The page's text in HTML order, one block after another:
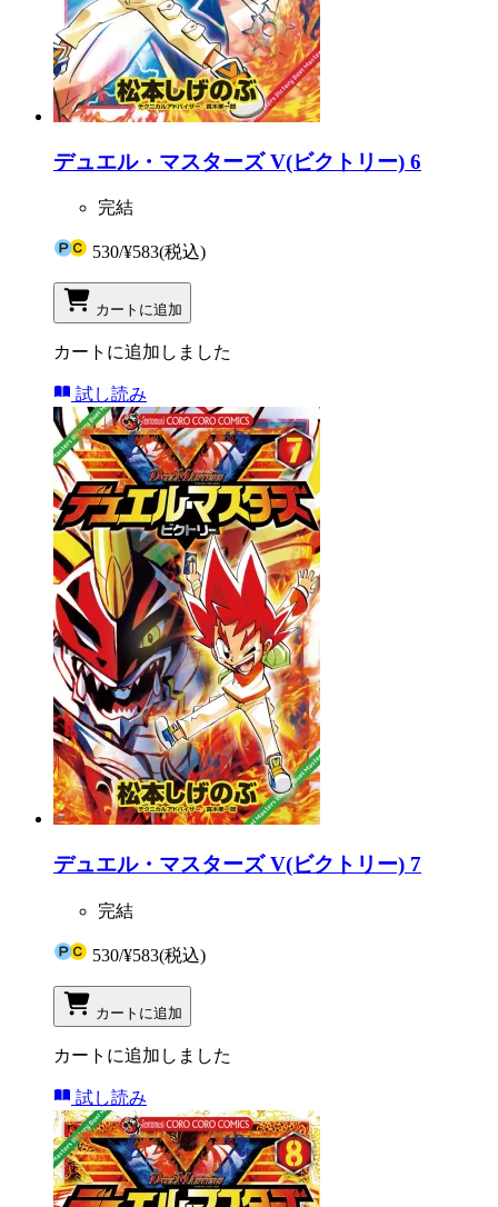
デュエル・マスターズ V(ビクトリー) 6
完結
530/¥583(税込)
カートに追加
カートに追加しました
試し読み
デュエル・マスターズ V(ビクトリー) 7
完結
530/¥583(税込)
カートに追加
カートに追加しました
試し読み